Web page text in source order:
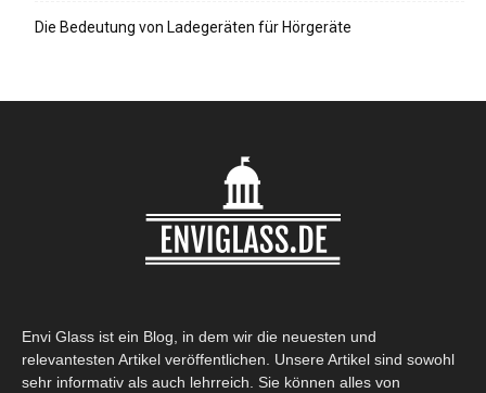
Die Bedeutung von Ladegeräten für Hörgeräte
Envi Glass ist ein Blog, in dem wir die neuesten und
relevantesten Artikel veröffentlichen. Unsere Artikel sind sowohl
sehr informativ als auch lehrreich. Sie können alles von